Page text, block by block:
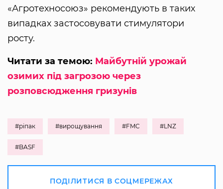
«Агротехносоюз» рекомендують в таких
випадках застосовувати стимулятори
росту.
Читати за темою: Майбутній урожай
озимих під загрозою через
розповсюдження гризунів
#ріпак #вирощування #FMC #LNZ
#BASF
ПОДІЛИТИСЯ В СОЦМЕРЕЖАХ